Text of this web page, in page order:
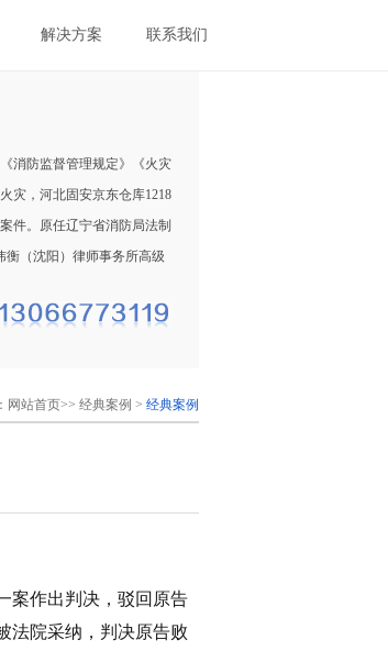
解决方案 联系我们
消防监督管理规定》《火灾
灾，河北固安京东仓库1218
件。原任辽宁省消防局法制
衡（沈阳）律师事务所高级
网站首页>> 经典案例 > 经典案例
案作出判决，驳回原告
法院采纳，判决原告败